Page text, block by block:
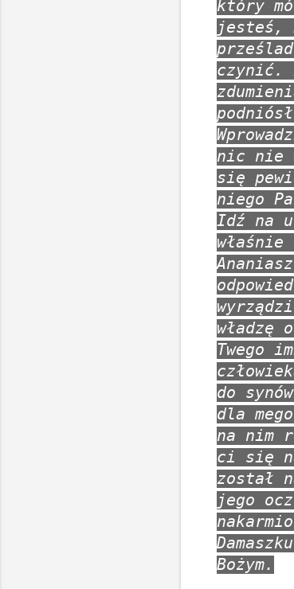
który
jesteś,
czynić.
nic nie
się
niego
Idź na
władzę
Twego
do
dla
na nim
ci się
został
jego
Bożym.